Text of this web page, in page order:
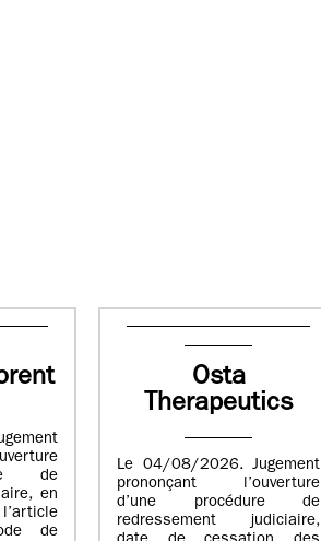
de
en
de
Osta
Therapeutics
Le 04/08/2026. Jugement
prononçant l’ouverture
d’une procédure de
redressement judiciaire,